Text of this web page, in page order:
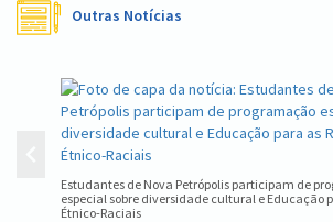
Outras Notícias
Estudantes de Nova Petrópolis participam de
especial sobre diversidade cultural e Educação
Étnico-Raciais